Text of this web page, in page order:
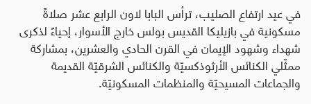
في عيد ارتفاع الصليب، ترأس البابا لاون الرابع عشر صلاةً
مسكونية في بازيليكا القديس بولس خارج الأسوار، إحياءً لذكرى
شهداء وشهود الإيمان في القرن الحادي والعشرين، بمشاركة
ممثّلي الكنائس الأرثوذكسيّة والكنائس الشرقيّة القديمة
والجماعات المسيحيّة والمنظمات المسكونيّة.